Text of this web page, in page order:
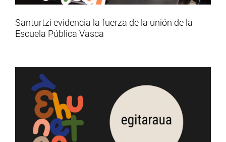
Santurtzi evidencia la fuerza de la unión de la
Escuela Pública Vasca